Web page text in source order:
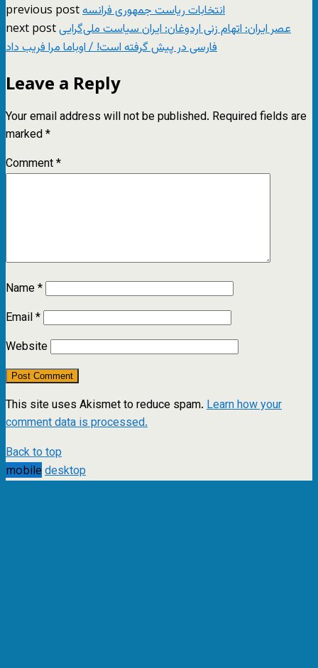
previous postانتخابات ریاست جمهوری فرانسه
next postعصر ایران: اتهام زنی اردوغان: ایران سیاست ملی‌گرایی
فارسی در پیش گرفته است! / اوباما مرا فریب داد
Leave a Reply
Your email address will not be published. Required fields are
marked*
Comment*
Name*
Email*
Website
This site uses Akismet to reduce spam. Learn how your
comment data is processed.
Back to top
mobile desktop